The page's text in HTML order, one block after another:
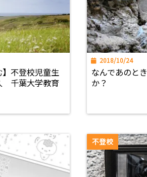
】不登校児童生
千葉大学教育
2018/10/24
なんであのと
か？
不登校